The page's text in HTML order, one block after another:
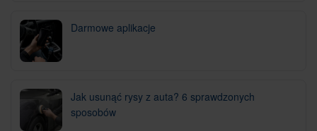
Darmowe aplikacje
Jak usunąć rysy z auta? 6 sprawdzonych
sposobów